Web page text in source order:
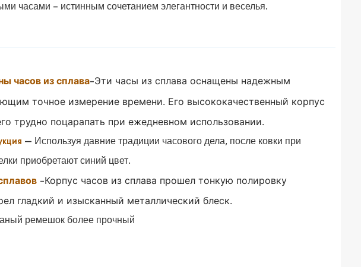
часами – истинным сочетанием элегантности и веселья.
часов из сплава-Эти часы из сплава оснащены надежным
точное измерение времени. Его высококачественный корпус
трудно поцарапать при ежедневном использовании.
— Используя давние традиции часового дела, после ковки при
приобретают синий цвет.
-Корпус часов из сплава прошел тонкую полировку
гладкий и изысканный металлический блеск.
ремешок более прочный